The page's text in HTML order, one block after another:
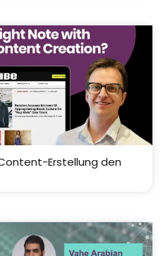
Erstellung den